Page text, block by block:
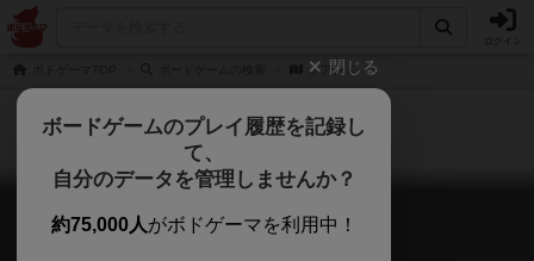
クアンド
クアンド
Quando
閉じる
ボードゲームのプレイ履歴を記録し
て、
自分のデータを管理しませんか？
約75,000人がボドゲーマを利用中！